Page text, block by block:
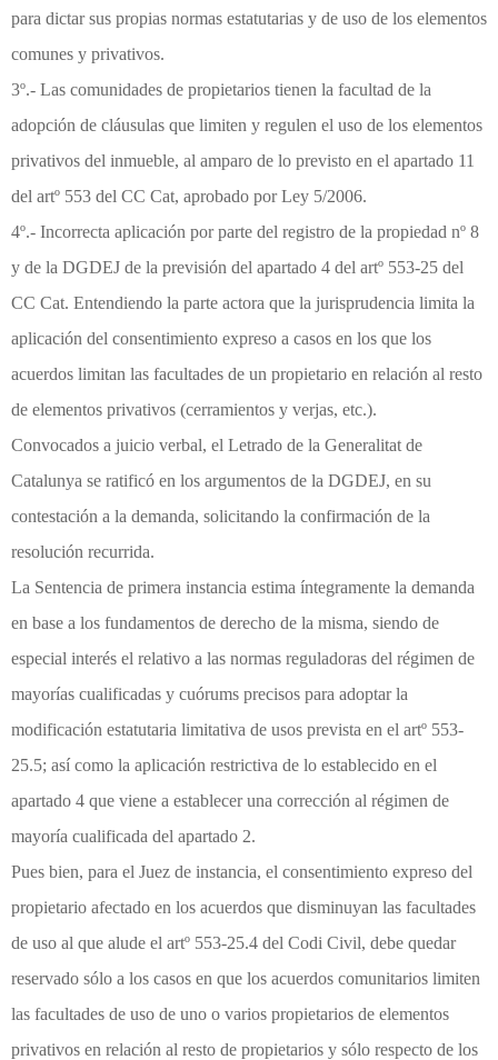
para dictar sus propias normas estatutarias y de uso de los elementos
comunes y privativos.
3º.- Las comunidades de propietarios tienen la facultad de la
adopción de cláusulas que limiten y regulen el uso de los elementos
privativos del inmueble, al amparo de lo previsto en el apartado 11
del artº 553 del CC Cat, aprobado por Ley 5/2006.
4º.- Incorrecta aplicación por parte del registro de la propiedad nº 8
y de la DGDEJ de la previsión del apartado 4 del artº 553-25 del
CC Cat. Entendiendo la parte actora que la jurisprudencia limita la
aplicación del consentimiento expreso a casos en los que los
acuerdos limitan las facultades de un propietario en relación al resto
de elementos privativos (cerramientos y verjas, etc.).
Convocados a juicio verbal, el Letrado de la Generalitat de
Catalunya se ratificó en los argumentos de la DGDEJ, en su
contestación a la demanda, solicitando la confirmación de la
resolución recurrida.
La Sentencia de primera instancia estima íntegramente la demanda
en base a los fundamentos de derecho de la misma, siendo de
especial interés el relativo a las normas reguladoras del régimen de
mayorías cualificadas y cuórums precisos para adoptar la
modificación estatutaria limitativa de usos prevista en el artº 553-
25.5; así como la aplicación restrictiva de lo establecido en el
apartado 4 que viene a establecer una corrección al régimen de
mayoría cualificada del apartado 2.
Pues bien, para el Juez de instancia, el consentimiento expreso del
propietario afectado en los acuerdos que disminuyan las facultades
de uso al que alude el artº 553-25.4 del Codi Civil, debe quedar
reservado sólo a los casos en que los acuerdos comunitarios limiten
las facultades de uso de uno o varios propietarios de elementos
privativos en relación al resto de propietarios y sólo respecto de los